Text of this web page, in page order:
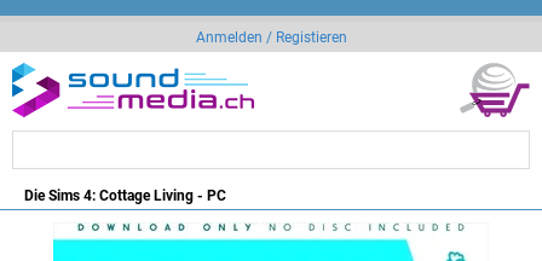
Anmelden / Registieren
Die Sims 4: Cottage Living - PC